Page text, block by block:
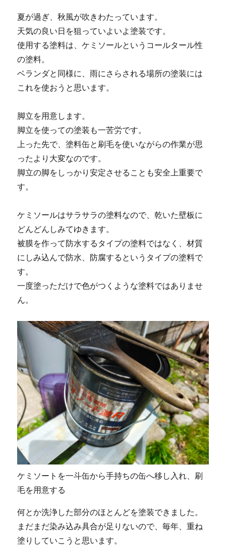
夏が過ぎ、秋風が吹きわたっています。
天気の良い日を狙っていよいよ塗装です。
使用する塗料は、ケミソールというコールタール性
の塗料。
ベランダと同様に、雨にさらされる場所の塗装には
これを使おうと思います。
脚立を用意します。
脚立を使っての塗装も一苦労です。
上った先で、塗料缶と刷毛を使いながらの作業が思
ったより大変なのです。
脚立の脚をしっかり安定させることも安全上重要で
す。
ケミソールはサラサラの塗料なので、乾いた壁板に
どんどんしみてゆきます。
被膜を作って防水するタイプの塗料ではなく、材質
にしみ込んで防水、防腐するというタイプの塗料で
す。
一度塗っただけで色がつくような塗料ではありませ
ん。
ケミソートを一斗缶から手持ちの缶へ移し入れ、刷
毛を用意する
何とか洗浄した部分のほとんどを塗装できました。
まだまだ染み込み具合が足りないので、毎年、重ね
塗りしていこうと思います。